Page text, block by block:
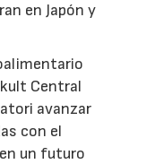
en Japón y
Central
avanzar
con el
un futuro